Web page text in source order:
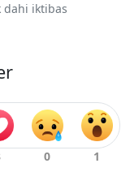
dahi iktibas